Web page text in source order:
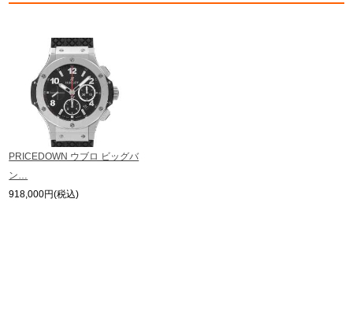
買取サロン
GINZA RASIN公式ブログ
WEBマガジン
PRICEDOWN ウブロ ビッグバ
ン…
918,000円(税込)
の掲載を控えております。
※当店では店頭販売も行っております為、サイトでのご注文と店頭処理との時
間差で在庫切れになる場合がございます。
予めご了承くださいませ。
また、ご来店にてご購入を希望される場合にも、事前に在庫の確認をお電話か
メールにてお問い合わせいただけますようお願いいたします。
※アンティーク品やユーズド品の場合、外装および内部機械に代替部品を使用
している場合がございます。
※表示の定価は、入荷時の価格となっております。
現在の定価と異なる場合がございますのでご了承くださいませ。